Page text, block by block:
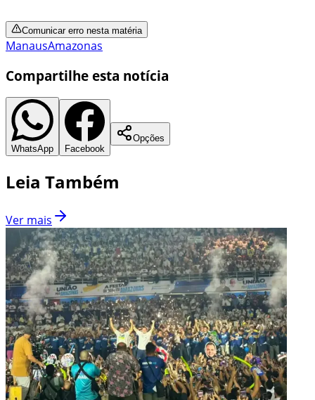
Comunicar erro nesta matéria
ManausAmazonas
Compartilhe esta notícia
WhatsApp Facebook
Opções
Leia Também
Ver mais